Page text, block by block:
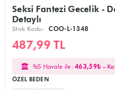
Seksi Fantezi Gecelik -
Detaylı
Stok Kodu: COO-L-1348
487,99 TL
%5 Havale ile:463,59₺ –
ÖZEL BEDEN